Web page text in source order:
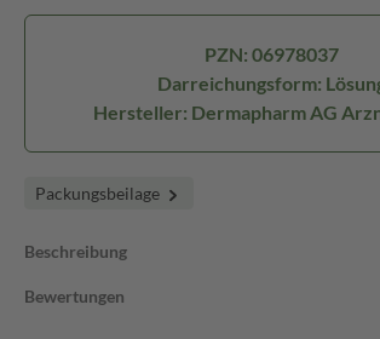
PZN: 06978037
Darreichungsform:
Hersteller: Dermapharm AG
Packungsbeilage
Beschreibung
Bewertungen